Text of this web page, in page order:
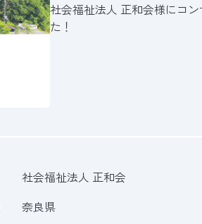
社会福祉法人 正和会様にコ
た！
社会福祉法人 正和会
奈良県